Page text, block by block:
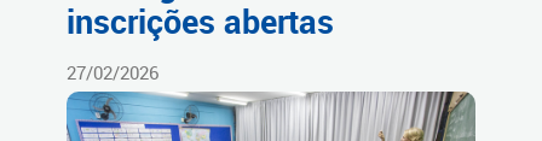
inscrições abertas
27/02/2026